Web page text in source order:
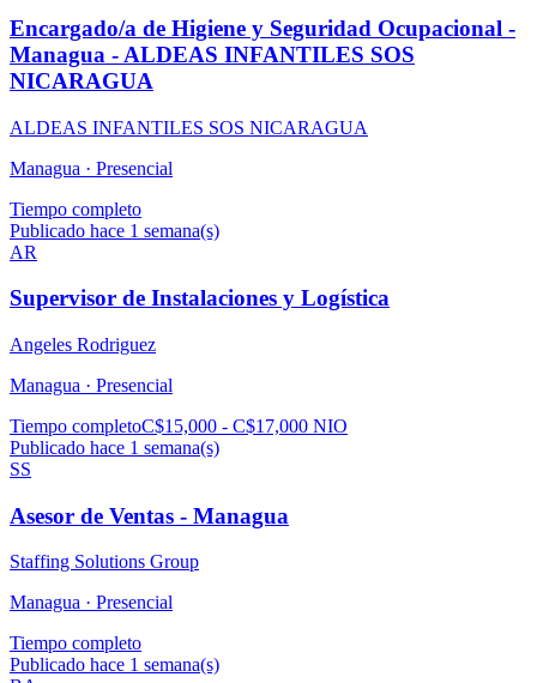
Encargado/a de Higiene y Seguridad Ocupacional -
Managua - ALDEAS INFANTILES SOS
NICARAGUA
ALDEAS INFANTILES SOS NICARAGUA
Managua · Presencial
Tiempo completo
Publicado hace 1 semana(s)
AR
Supervisor de Instalaciones y Logística
Angeles Rodriguez
Managua · Presencial
Tiempo completoC$15,000 - C$17,000 NIO
Publicado hace 1 semana(s)
SS
Asesor de Ventas - Managua
Staffing Solutions Group
Managua · Presencial
Tiempo completo
Publicado hace 1 semana(s)